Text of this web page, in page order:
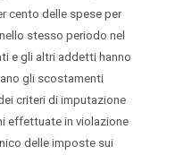
cento delle spese per
stesso periodo nel
e gli altri addetti hanno
gli scostamenti
criteri di imputazione
effettuate in violazione
delle imposte sui